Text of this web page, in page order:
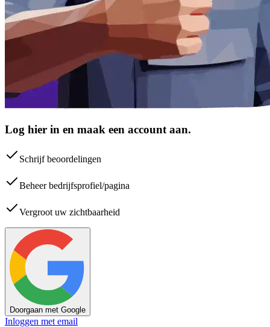
Log hier in en maak een account aan.
Schrijf beoordelingen
Beheer bedrijfsprofiel/pagina
Vergroot uw zichtbaarheid
Doorgaan met Google
Inloggen met email